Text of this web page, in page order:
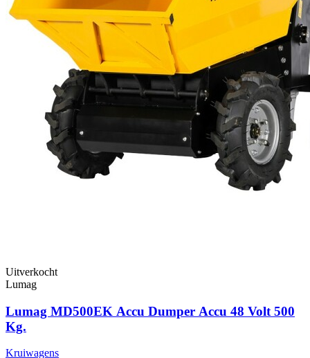
Uitverkocht
Lumag
Lumag MD500EK Accu Dumper Accu 48 Volt 500
Kg.
Kruiwagens